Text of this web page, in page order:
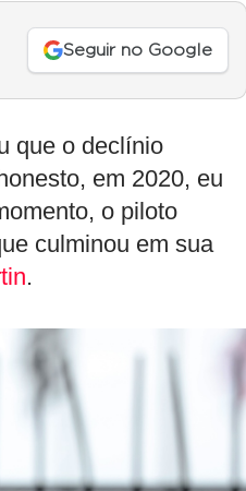
Seguir no Google
que o declínio
em 2020, eu
o piloto
culminou em sua
.